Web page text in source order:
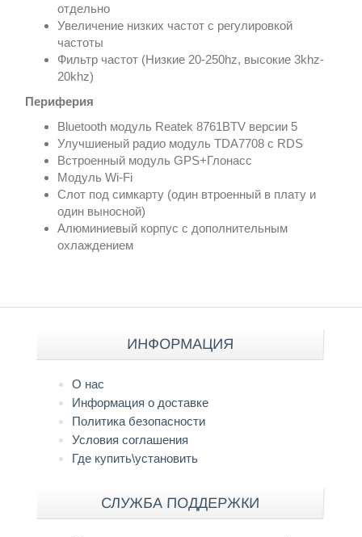
отдельно
Увеличение низких частот с регулировкой
частоты
Фильтр частот (Низкие 20-250hz, высокие 3khz-
20khz)
Периферия
Bluetooth модуль Reatek 8761BTV версии 5
Улучшиеный радио модуль TDA7708 с RDS
Встроенный модуль GPS+Глонасс
Модуль Wi-Fi
Слот под симкарту (один втроенный в плату и
один выносной)
Алюминиевый корпус с дополнительным
охлаждением
ИНФОРМАЦИЯ
О нас
Информация о доставке
Политика безопасности
Условия соглашения
Где купить\установить
СЛУЖБА ПОДДЕРЖКИ